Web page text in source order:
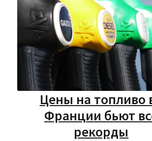
Цены на топливо
Франции бьют
рекорды